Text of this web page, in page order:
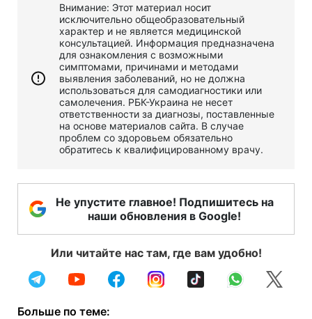
Внимание: Этот материал носит
исключительно общеобразовательный
характер и не является медицинской
консультацией. Информация предназначена
для ознакомления с возможными
симптомами, причинами и методами
выявления заболеваний, но не должна
использоваться для самодиагностики или
самолечения. РБК-Украина не несет
ответственности за диагнозы, поставленные
на основе материалов сайта. В случае
проблем со здоровьем обязательно
обратитесь к квалифицированному врачу.
Не упустите главное! Подпишитесь на
наши обновления в Google!
Или читайте нас там, где вам удобно!
Больше по теме: